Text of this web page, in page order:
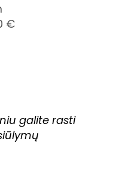
€
galite rasti